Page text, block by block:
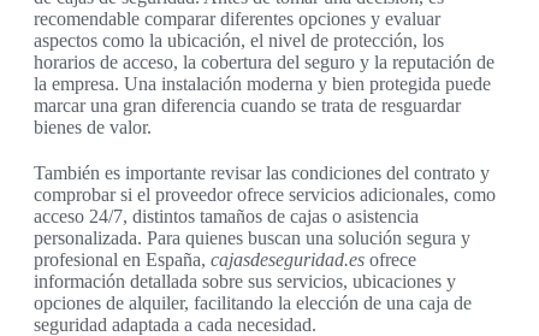
recomendable comparar diferentes opciones y evaluar
aspectos como la ubicación, el nivel de protección, los
horarios de acceso, la cobertura del seguro y la reputación de
la empresa. Una instalación moderna y bien protegida puede
marcar una gran diferencia cuando se trata de resguardar
bienes de valor.
También es importante revisar las condiciones del contrato y
comprobar si el proveedor ofrece servicios adicionales, como
acceso 24/7, distintos tamaños de cajas o asistencia
personalizada. Para quienes buscan una solución segura y
profesional en España, cajasdeseguridad.es ofrece
información detallada sobre sus servicios, ubicaciones y
opciones de alquiler, facilitando la elección de una caja de
seguridad adaptada a cada necesidad.